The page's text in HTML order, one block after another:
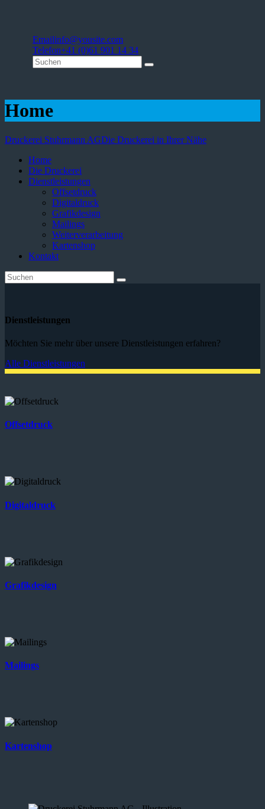
Emailinfo@yousite.com
Telefon+41 (0)61 901 14 34
Home
Druckerei Stuhrmann AGDie Druckerei in Ihrer Nähe
Home
Die Druckerei
Dienstleistungen
Offsetdruck
Digitaldruck
Grafikdesign
Mailings
Weiterverarbeitung
Kartenshop
Kontakt
Dienstleistungen
Möchten Sie mehr über unsere Dienstleistungen erfahren?
Alle Dienstleistungen
Offsetdruck
Digitaldruck
Grafikdesign
Mailings
Kartenshop